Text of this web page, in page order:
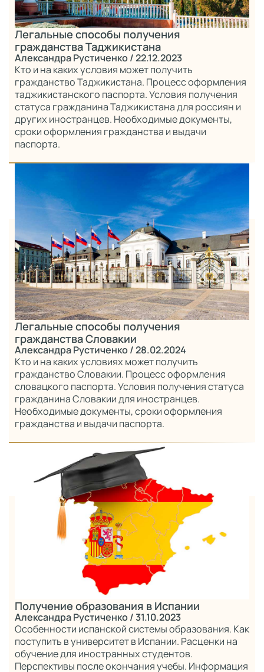
Легальные способы получения
гражданства Таджикистана
Александра Рустиченко/ 22.12.2023
Кто и на каких условия может получить
гражданство Таджикистана. Процесс оформления
таджикистанского паспорта. Условия получения
статуса гражданина Таджикистана для россиян и
других иностранцев. Необходимые документы,
сроки оформления гражданства и выдачи
паспорта.
Легальные способы получения
гражданства Словакии
Александра Рустиченко/ 28.02.2024
Кто и на каких условиях может получить
гражданство Словакии. Процесс оформления
словацкого паспорта. Условия получения статуса
гражданина Словакии для иностранцев.
Необходимые документы, сроки оформления
гражданства и выдачи паспорта.
Получение образования в Испании
Александра Рустиченко/ 31.10.2023
Особенности испанской системы образования. Как
поступить в университет в Испании. Расценки на
обучение для иностранных студентов.
Перспективы после окончания учебы. Информация